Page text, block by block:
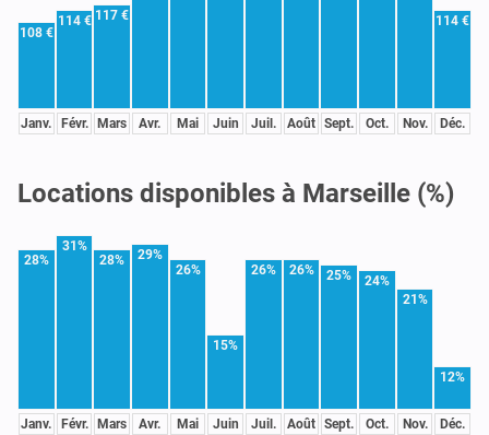
108 €
Janv.
114 €
Févr.
117 €
Mars Avr. Mai Juin Juil. Août Sept. Oct. Nov.
114 €
Déc.
Locations disponibles à Marseille (%)
28%
Janv.
31%
Févr.
28%
Mars
29%
Avr.
26%
Mai
15%
Juin
26%
Juil.
26%
Août
25%
Sept.
24%
Oct.
21%
Nov.
12%
Déc.